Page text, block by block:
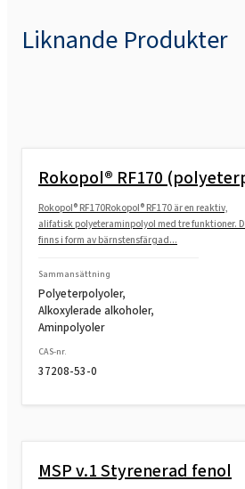
Rokopol® G441
Rokopol® G500
Rokopol® G700
Rokopol® GS364
Liknande Produkter
Rokopol® RF170
Rokopol® RF170Rokopol® RF170 är en reaktiv,
alifatisk polyeteraminpolyol med tre funktioner.
finns i form av bärnstensfärgad...
Sammansättning
Polyeterpolyoler,
Alkoxylerade alkoholer,
Aminpolyoler
CAS-nr.
37208-53-0
MSP v.1 Styrenerad fenol